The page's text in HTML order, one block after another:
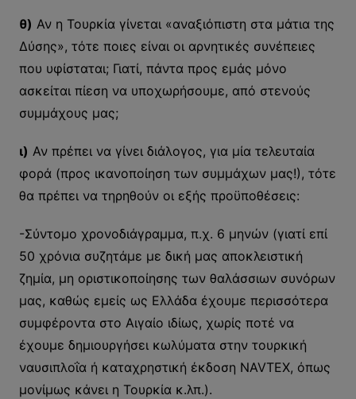
θ) Αν η Τουρκία γίνεται «αναξιόπιστη στα μάτια της
Δύσης», τότε ποιες είναι οι αρνητικές συνέπειες
που υφίσταται; Γιατί, πάντα προς εμάς μόνο
ασκείται πίεση να υποχωρήσουμε, από στενούς
συμμάχους μας;
ι) Αν πρέπει να γίνει διάλογος, για μία τελευταία
φορά (προς ικανοποίηση των συμμάχων μας!), τότε
θα πρέπει να τηρηθούν οι εξής προϋποθέσεις:
-Σύντομο χρονοδιάγραμμα, π.χ. 6 μηνών (γιατί επί
50 χρόνια συζητάμε με δική μας αποκλειστική
ζημία, μη οριστικοποίησης των θαλάσσιων συνόρων
μας, καθώς εμείς ως Ελλάδα έχουμε περισσότερα
συμφέροντα στο Αιγαίο ιδίως, χωρίς ποτέ να
έχουμε δημιουργήσει κωλύματα στην τουρκική
ναυσιπλοΐα ή καταχρηστική έκδοση NAVTEX, όπως
μονίμως κάνει η Τουρκία κ.λπ.).